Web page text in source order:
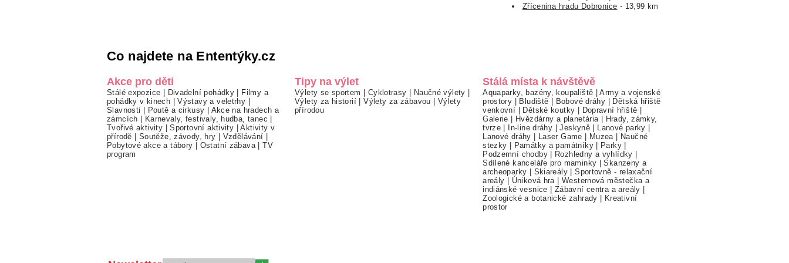
Zřícenina hradu Dobronice - 13,99 km
Co najdete na Ententýky.cz
Akce pro děti
Stálé expozice | Divadelní pohádky | Filmy a
pohádky v kinech |Výstavy a veletrhy |
Slavnosti | Poutě a cirkusy | Akce na hradech a
zámcích | Karnevaly, festivaly, hudba, tanec |
Tvořivé aktivity |Sportovní aktivity |Aktivity v
přírodě | Soutěže, závody, hry | Vzdělávání |
Pobytové akce a tábory | Ostatní zábava |TV
program
Tipy na výlet
Výlety se sportem | Cyklotrasy | Naučné výlety |
Výlety za historií |Výlety za zábavou | Výlety
přírodou
Stálá místa k návštěvě
Aquaparky, bazény, koupaliště |Army a vojenské
prostory | Bludiště | Bobové dráhy | Dětská hřiště
venkovní | Dětské koutky | Dopravní hřiště |
Galerie | Hvězdárny a planetária | Hrady, zámky,
tvrze | In-line dráhy |Jeskyně | Lanové parky |
Lanové dráhy | Laser Game | Muzea | Naučné
stezky | Památky a památníky| Parky |
Podzemní chodby| Rozhledny a vyhlídky |
Sdílené kanceláře pro maminky |Skanzeny a
archeoparky | Skiareály |Sportovně - relaxační
areály | Úniková hra |Westernová městečka a
indiánské vesnice | Zábavní centra a areály |
Zoologické a botanické zahrady | Kreativní
prostor